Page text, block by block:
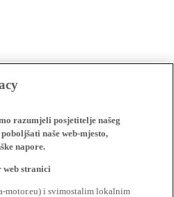
razumjeli posjetitelje našeg
naše web-mjesto,
napore.
stranici
motor.eu) i svimostalim lokalnim